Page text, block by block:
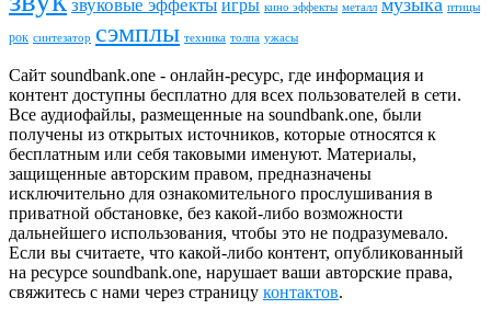
игры кино эффекты металл птицы
рок синтезатор сэмплы техника толпа ужасы
Сайт soundbank.one - онлайн-ресурс, где информация и
контент доступны бесплатно для всех пользователей в сети.
Все аудиофайлы, размещенные на soundbank.one, были
получены из открытых источников, которые относятся к
бесплатным или себя таковыми именуют. Материалы,
защищенные авторским правом, предназначены
исключительно для ознакомительного прослушивания в
приватной обстановке, без какой-либо возможности
дальнейшего использования, чтобы это не подразумевало.
Если вы считаете, что какой-либо контент, опубликованный
на ресурсе soundbank.one, нарушает ваши авторские права,
свяжитесь с нами через страницу контактов.